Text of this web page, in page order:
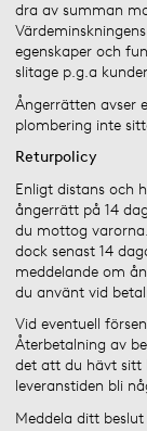
dra av summan
egenskaper och
slitage p.g.a
Ångerrätten avser
plombering inte
Returpolicy
Enligt distans och
ångerrätt på 14
du mottog
dock senast 14
meddelande om
du använt vid
Vid eventuell
Återbetalning av
det att du hävt sitt
leveranstiden bli
Meddela ditt